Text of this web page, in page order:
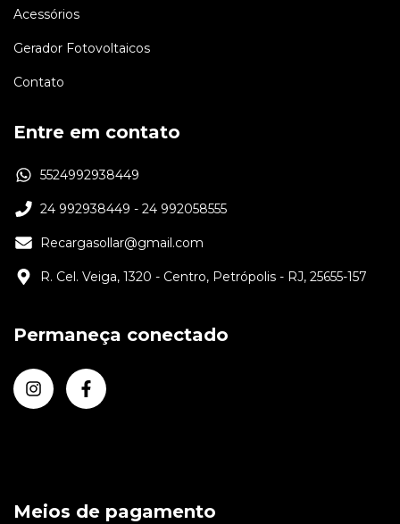
Acessórios
Gerador Fotovoltaicos
Contato
Entre em contato
5524992938449
24 992938449 - 24 992058555
Recargasollar@gmail.com
R. Cel. Veiga, 1320 - Centro, Petrópolis - RJ, 25655-157
Permaneça conectado
Meios de pagamento